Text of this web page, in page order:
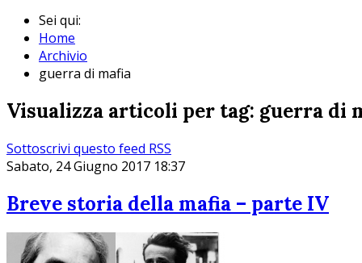
Sei qui:
Home
Archivio
guerra di mafia
Visualizza articoli per tag: guerra di
Sottoscrivi questo feed RSS
Sabato, 24 Giugno 2017 18:37
Breve storia della mafia – parte IV